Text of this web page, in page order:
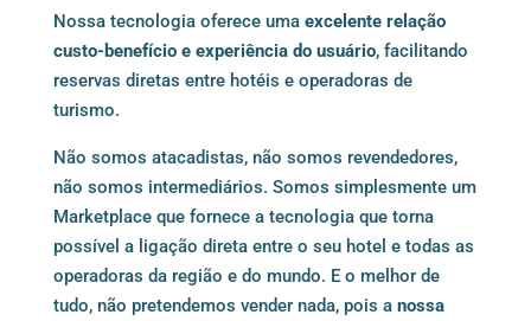
Nossa tecnologia oferece uma excelente relação
custo-benefício e experiência do usuário, facilitando
reservas diretas entre hotéis e operadoras de
turismo.
Não somos atacadistas, não somos revendedores,
não somos intermediários. Somos simplesmente um
Marketplace que fornece a tecnologia que torna
possível a ligação direta entre o seu hotel e todas as
operadoras da região e do mundo. E o melhor de
tudo, não pretendemos vender nada, pois a nossa